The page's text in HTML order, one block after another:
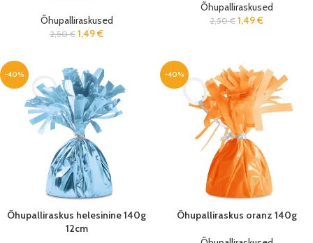
Õhupalliraskused
2,50€ 1,49€
Õhupalliraskused
2,50€ 1,49€
-40%
Õhupalliraskus helesinine 140g
12cm
-40%
Õhupalliraskus oranz 140g